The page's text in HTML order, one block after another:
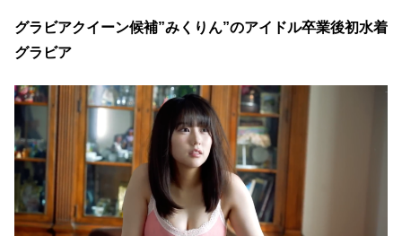
グラビアクイーン候補”みくりん”のアイドル卒業後初水着
グラビア